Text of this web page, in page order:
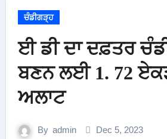
ਚੰਡੀਗੜ੍ਹ
ਈ ਡੀ ਦਾ ਦਫ਼ਤਰ
ਬਣਨ ਲਈ 1. 72
ਅਲਾਟ
By admin Dec 5, 2023